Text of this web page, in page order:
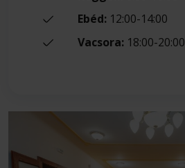
Ebéd: 12:00-14:00
Vacsora: 18:00-20:00